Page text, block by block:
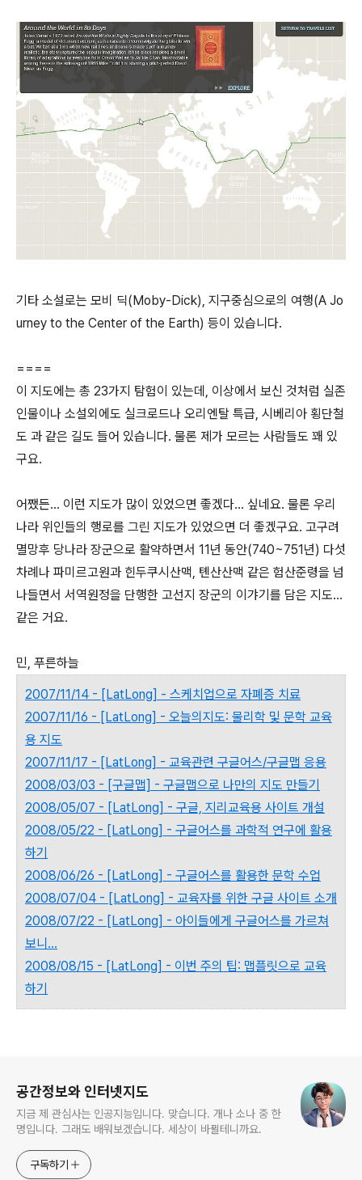
기타 소설로는 모비 딕(Moby-Dick), 지구중심으로의 여행(A Jo
urney to the Center of the Earth) 등이 있습니다.
====
이 지도에는 총 23가지 탐험이 있는데, 이상에서 보신 것처럼 실존
인물이나 소설외에도 실크로드나 오리엔탈 특급, 시베리아 횡단철
도 과 같은 길도 들어 있습니다. 물론 제가 모르는 사람들도 꽤 있
구요.
어쨌든... 이런 지도가 많이 있었으면 좋겠다... 싶네요. 물론 우리
나라 위인들의 행로를 그린 지도가 있었으면 더 좋겠구요. 고구려
멸망후 당나라 장군으로 활약하면서 11년 동안(740~751년) 다섯
차례나 파미르고원과 힌두쿠시산맥, 톈산산맥 같은 험산준령을 넘
나들면서 서역원정을 단행한 고선지 장군의 이갸기를 담은 지도...
같은 거요.
민, 푸른하늘
2007/11/14 - [LatLong] - 스케치업으로 자폐증 치료
2007/11/16 - [LatLong] - 오늘의지도: 물리학 및 문학 교육
용 지도
2007/11/17 - [LatLong] - 교육관련 구글어스/구글맵 응용
2008/03/03 - [구글맵] - 구글맵으로 나만의 지도 만들기
2008/05/07 - [LatLong] - 구글, 지리교육용 사이트 개설
2008/05/22 - [LatLong] - 구글어스를 과학적 연구에 활용
하기
2008/06/26 - [LatLong] - 구글어스를 활용한 문학 수업
2008/07/04 - [LatLong] - 교육자를 위한 구글 사이트 소개
2008/07/22 - [LatLong] - 아이들에게 구글어스를 가르쳐
보니...
2008/08/15 - [LatLong] - 이번 주의 팁: 맵플릿으로 교육
하기
공간정보와 인터넷지도
지금 제 관심사는 인공지능입니다. 맞습니다. 개나 소나 중 한
명입니다. 그래도 배워보겠습니다. 세상이 바뀔테니까요.
구독하기